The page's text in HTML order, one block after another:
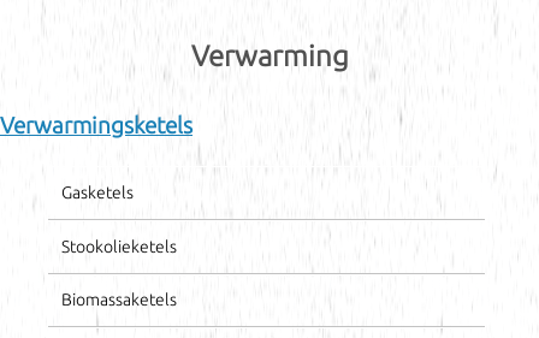
Verwarming
Verwarmingsketels
Gasketels
Stookolieketels
Biomassaketels